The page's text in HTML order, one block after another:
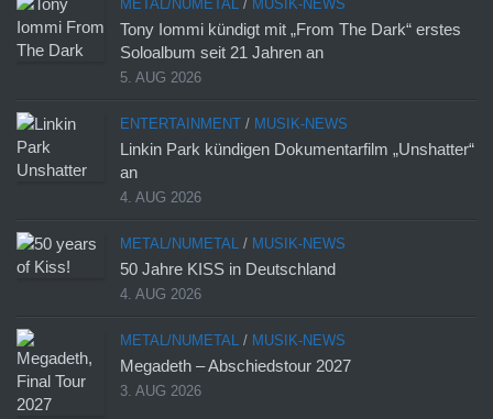
METAL/NUMETAL / MUSIK-NEWS
Tony Iommi kündigt mit „From The Dark“ erstes
Soloalbum seit 21 Jahren an
5. AUG 2026
ENTERTAINMENT / MUSIK-NEWS
Linkin Park kündigen Dokumentarfilm „Unshatter“
an
4. AUG 2026
METAL/NUMETAL / MUSIK-NEWS
50 Jahre KISS in Deutschland
4. AUG 2026
METAL/NUMETAL / MUSIK-NEWS
Megadeth – Abschiedstour 2027
3. AUG 2026